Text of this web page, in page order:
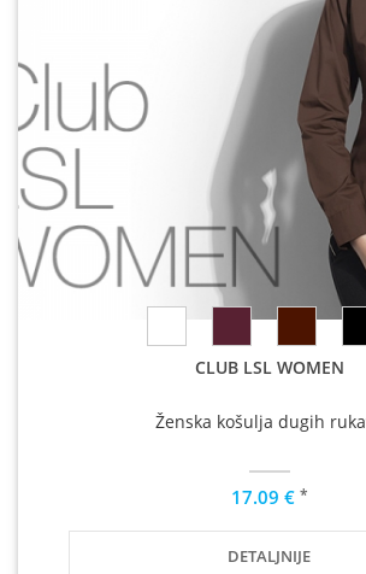
CLUB LSL WOMEN
Ženska košulja dugih
17.09 € *
DETALJNIJE